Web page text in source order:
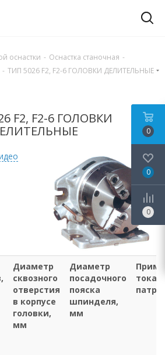
оснастки - Оснастка станочная -
- ТИП 5026 F2, F2-6 ГОЛОВКИ ДЕЛИТЕЛЬНЫЕ
F2, F2-6 ГОЛОВКИ
Диаметр
сквозного
отверстия
в корпусе
головки,
мм
Диаметр
посадочного
пояска
шпинделя,
мм
0
0
0